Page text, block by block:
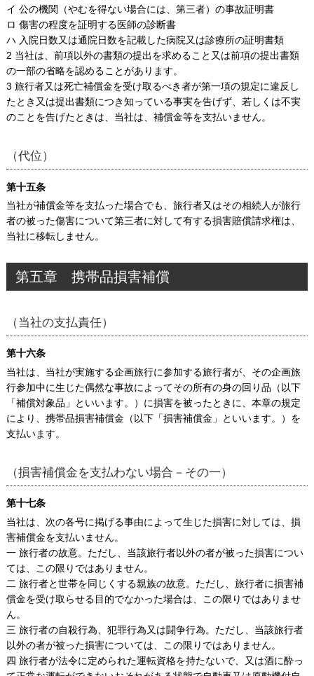
イ 公の機関（やむを得ない場合には、第三者）の事故証明書
ロ 傷害の程度を証明する医師の診断書
ハ 入院日数又は通院日数を記載した病院又は診療所の証明書類
2 当社は、前項以外の書類の提出を求めること又は前項の提出書類
の一部の省略を認めることがあります。
3 旅行者又は死亡補償金を受け取るべき者が第一項の規定に違反し
たとき又は提出書類につき知っている事実を告げず、若しくは不実
のことを告げたときは、当社は、補償金等を支払いません。
（代位）
第十五条
当社が補償金等を支払った場合でも、旅行者又はその相続人が旅行
者の被った傷害について第三者に対して有する損害賠償請求権は、
当社に移転しません。
第五章 携帯品損害補償
（当社の支払責任）
第十六条
当社は、当社が実施する企画旅行に参加する旅行者が、その企画旅
行参加中に生じた偶然な事故によってその所有の身の回り品（以下
「補償対象品」といいます。）に損害を被ったときに、本章の規定
により、携帯品損害補償金（以下「損害補償金」といいます。）を
支払います。
（損害補償金を支払わない場合－その一）
第十七条
当社は、次の各号に掲げる事由によって生じた損害に対しては、損
害補償金を支払いません。
一 旅行者の故意。ただし、当該旅行者以外の者が被った損害につい
ては、この限りではありません。
二 旅行者と世帯を同じくする親族の故意。ただし、旅行者に損害補
償金を受け取らせる目的でなかった場合は、この限りではありませ
ん。
三 旅行者の自殺行為、犯罪行為又は闘争行為。ただし、当該旅行者
以外の者が被った損害については、この限りではありません。
四 旅行者が法令に定められた運転資格を持たないで、又は酒に酔っ